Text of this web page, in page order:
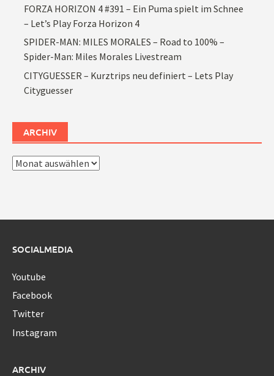
FORZA HORIZON 4 #391 – Ein Puma spielt im Schnee
– Let’s Play Forza Horizon 4
SPIDER-MAN: MILES MORALES – Road to 100% –
Spider-Man: Miles Morales Livestream
CITYGUESSER – Kurztrips neu definiert – Lets Play
Cityguesser
ARCHIV
Archiv
SOCIALMEDIA
Youtube
Facebook
Twitter
Instagram
ARCHIV